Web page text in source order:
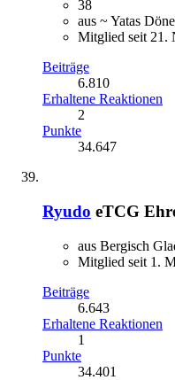
38
aus ~ Yatas
Mitglied seit 21.
Beiträge
6.810
Erhaltene Reaktionen
2
Punkte
34.647
Ryudo eTCG
aus Bergisch
Mitglied seit 1.
Beiträge
6.643
Erhaltene Reaktionen
1
Punkte
34.401